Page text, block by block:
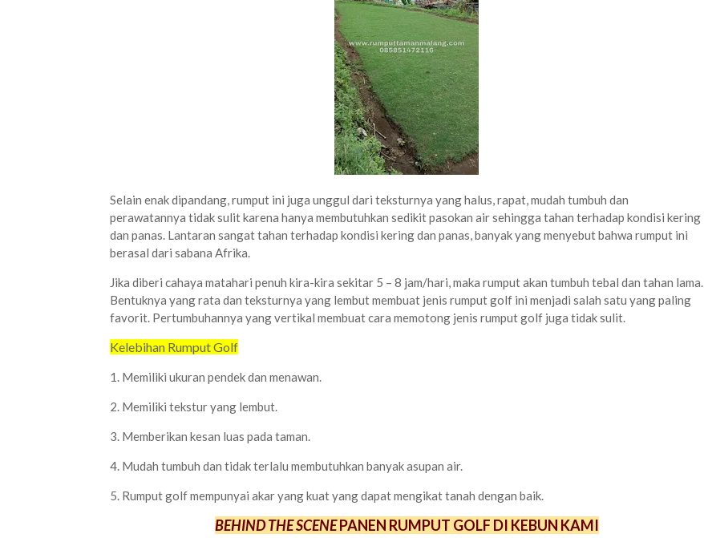
Selain enak dipandang, rumput ini juga unggul dari teksturnya yang halus, rapat, mudah tumbuh dan
perawatannya tidak sulit karena hanya membutuhkan sedikit pasokan air sehingga tahan terhadap kondisi kering
dan panas. Lantaran sangat tahan terhadap kondisi kering dan panas, banyak yang menyebut bahwa rumput ini
berasal dari sabana Afrika.
Jika diberi cahaya matahari penuh kira-kira sekitar 5 – 8 jam/hari, maka rumput akan tumbuh tebal dan tahan lama.
Bentuknya yang rata dan teksturnya yang lembut membuat jenis rumput golf ini menjadi salah satu yang paling
favorit. Pertumbuhannya yang vertikal membuat cara memotong jenis rumput golf juga tidak sulit.
Kelebihan Rumput Golf
1. Memiliki ukuran pendek dan menawan.
2. Memiliki tekstur yang lembut.
3. Memberikan kesan luas pada taman.
4. Mudah tumbuh dan tidak terlalu membutuhkan banyak asupan air.
5. Rumput golf mempunyai akar yang kuat yang dapat mengikat tanah dengan baik.
BEHIND THE SCENEPANEN RUMPUT GOLF DI KEBUN KAMI